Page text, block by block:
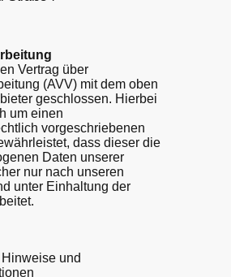
Vertrag über
(AVV) mit dem oben
geschlossen. Hierbei
um einen
vorgeschriebenen
dass dieser die
Daten unserer
nur nach unseren
unter Einhaltung der
und